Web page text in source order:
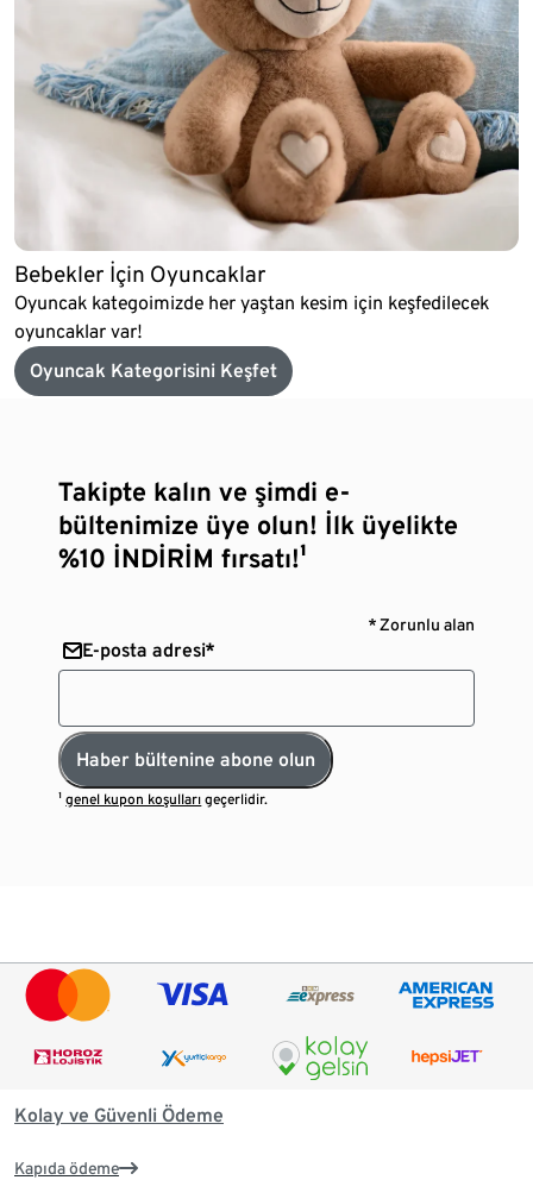
Bebekler İçin Oyuncaklar
Oyuncak kategoimizde her yaştan kesim için keşfedilecek
oyuncaklar var!
Oyuncak Kategorisini Keşfet
Takipte kalın ve şimdi e-
bültenimize üye olun! İlk üyelikte
%10 İNDİRİM fırsatı!¹
* Zorunlu alan
E-posta adresi*
Haber bültenine abone olun
¹genel kupon koşulları geçerlidir.
Kolay ve Güvenli Ödeme
Kapıda ödeme